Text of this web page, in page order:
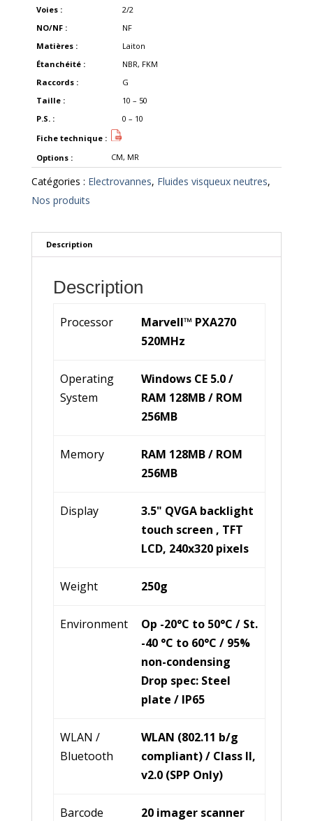
Voies :
2/2
NO/NF :
NF
Matières :
Laiton
Étanchéité :
NBR, FKM
Raccords :
G
Taille :
10 – 50
P.S. :
0 – 10
Fiche technique :
Options :
CM, MR
Catégories : Electrovannes, Fluides visqueux neutres,
Nos produits
Description
Description
Processor
Marvell™ PXA270
520MHz
Operating
System
Windows CE 5.0 /
RAM 128MB / ROM
256MB
Memory
RAM 128MB / ROM
256MB
Display
3.5" QVGA backlight
touch screen , TFT
LCD, 240x320 pixels
Weight 250g
Environment
Op -20°C to 50°C / St.
-40 °C to 60°C / 95%
non-condensing
Drop spec: Steel
plate / IP65
WLAN /
Bluetooth
WLAN (802.11 b/g
compliant) / Class Il,
v2.0 (SPP Only)
Barcode
20 imager scanner